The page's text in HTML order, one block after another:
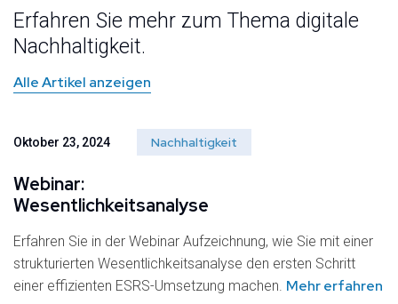
Erfahren Sie mehr zum Thema digitale
Nachhaltigkeit.
Alle Artikel anzeigen
Oktober 23, 2024 Nachhaltigkeit
Webinar:
Wesentlichkeitsanalyse
Erfahren Sie in der Webinar Aufzeichnung, wie Sie mit einer
strukturierten Wesentlichkeitsanalyse den ersten Schritt
einer effizienten ESRS-Umsetzung machen. Mehr erfahren